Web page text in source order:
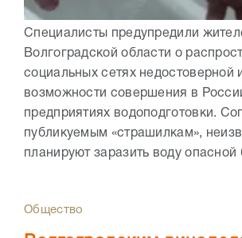
Специалисты предупредили
Волгоградской области о
социальных сетях
возможности совершения в
предприятиях водоподготовки.
публикуемым «страшилкам»,
планируют заразить воду опасной
Общество